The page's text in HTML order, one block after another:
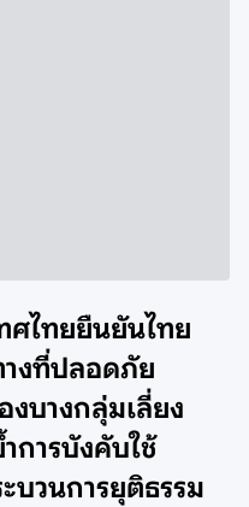
ศไทยยืนยันไทย
งที่ปลอดภัย
งบางกลุ่มเลี่ยง
การบังคับใช้
บวนการยุติธรรม